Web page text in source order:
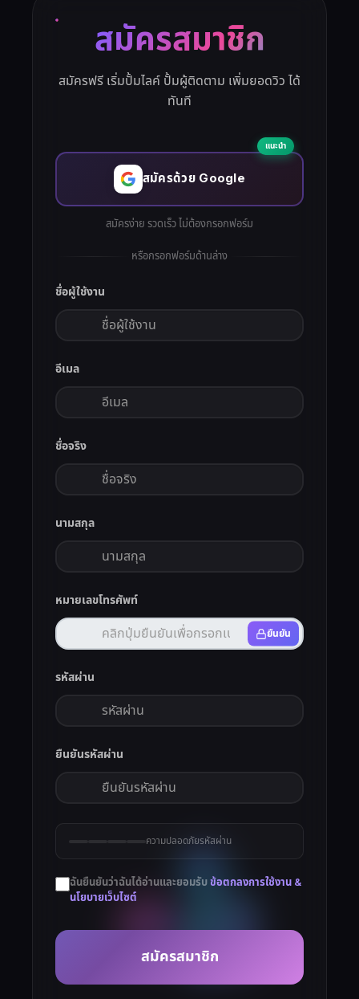
สมัครสมาชิก
สมัครฟรี เริ่มปั้มไลค์ ปั้มผู้ติดตาม เพิ่มยอดวิว ได้
ทันที
แนะนำ
สมัครด้วย Google
สมัครง่าย รวดเร็ว ไม่ต้องกรอกฟอร์ม
หรือกรอกฟอร์มด้านล่าง
ชื่อผู้ใช้งาน
อีเมล
ชื่อจริง
นามสกุล
หมายเลขโทรศัพท์
ยืนยัน
รหัสผ่าน
ยืนยันรหัสผ่าน
ความปลอดภัยรหัสผ่าน
ฉันยืนยันว่าฉันได้อ่านและยอมรับข้อตกลงการใช้งาน &
นโยบายเว็บไซต์
สมัครสมาชิก